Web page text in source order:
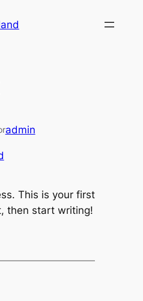
admin
This is your first
then start writing!